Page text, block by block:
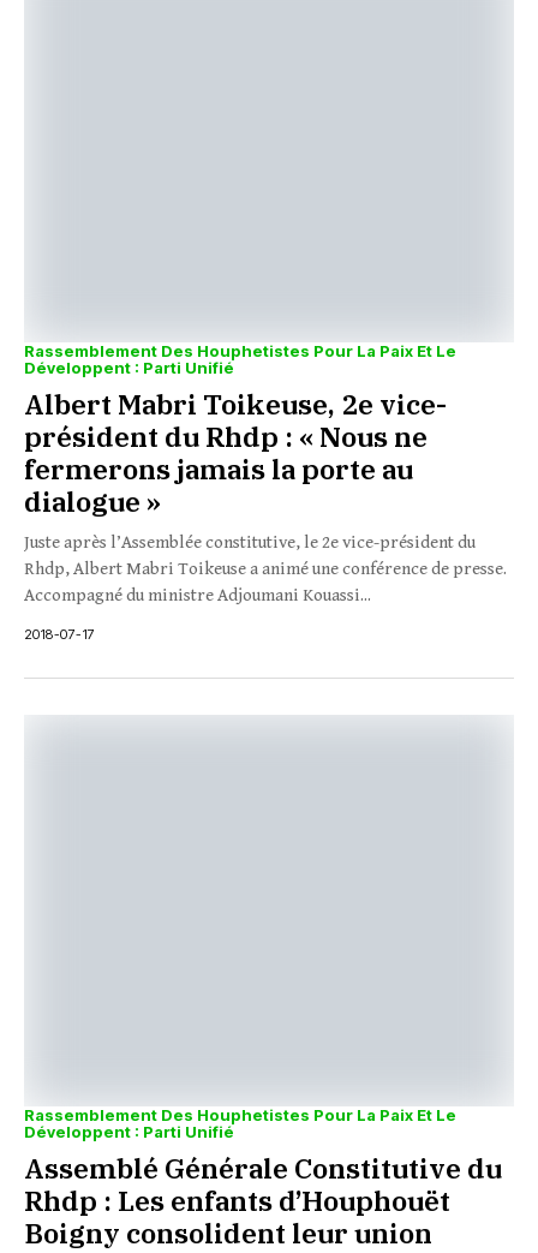
Rassemblement Des Houphetistes Pour La Paix Et Le
Développent : Parti Unifié
Albert Mabri Toikeuse, 2e vice-
président du Rhdp : « Nous ne
fermerons jamais la porte au
dialogue »
Juste après l’Assemblée constitutive, le 2e vice-président du
Rhdp, Albert Mabri Toikeuse a animé une conférence de presse.
Accompagné du ministre Adjoumani Kouassi...
2018-07-17
Rassemblement Des Houphetistes Pour La Paix Et Le
Développent : Parti Unifié
Assemblé Générale Constitutive du
Rhdp : Les enfants d’Houphouët
Boigny consolident leur union